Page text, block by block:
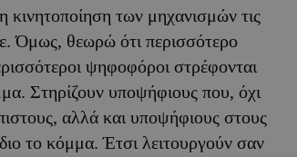
των μηχανισμών τις
Όμως, θεωρώ ότι περισσότερο
ψηφοφόροι στρέφονται
Στηρίζουν υποψήφιους που, όχι
αλλά και υποψήφιους στους
το κόμμα. Έτσι λειτουργούν σαν